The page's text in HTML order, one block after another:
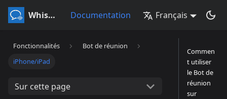
Whisperr Documentation Français
Fonctionnalités
Bot de réunion
iPhone/iPad
Sur cette page
Commen
t utiliser
le Bot de
réunion
sur